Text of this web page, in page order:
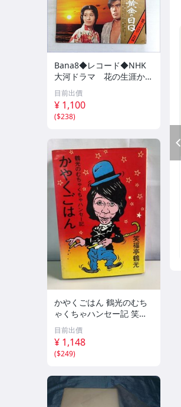
Bana8◆レコード◆NHK
大河ドラマ 花の生涯から
黄金の日日まで レコー
ド 大河ドラマ
目前出價
¥ 1,100
($238)
かやくごはん 鶴光のむち
ゃくちゃハンセー記 笑福
亭鶴光 ペップ出版【TOK
O】
目前出價
¥ 1,148
($249)